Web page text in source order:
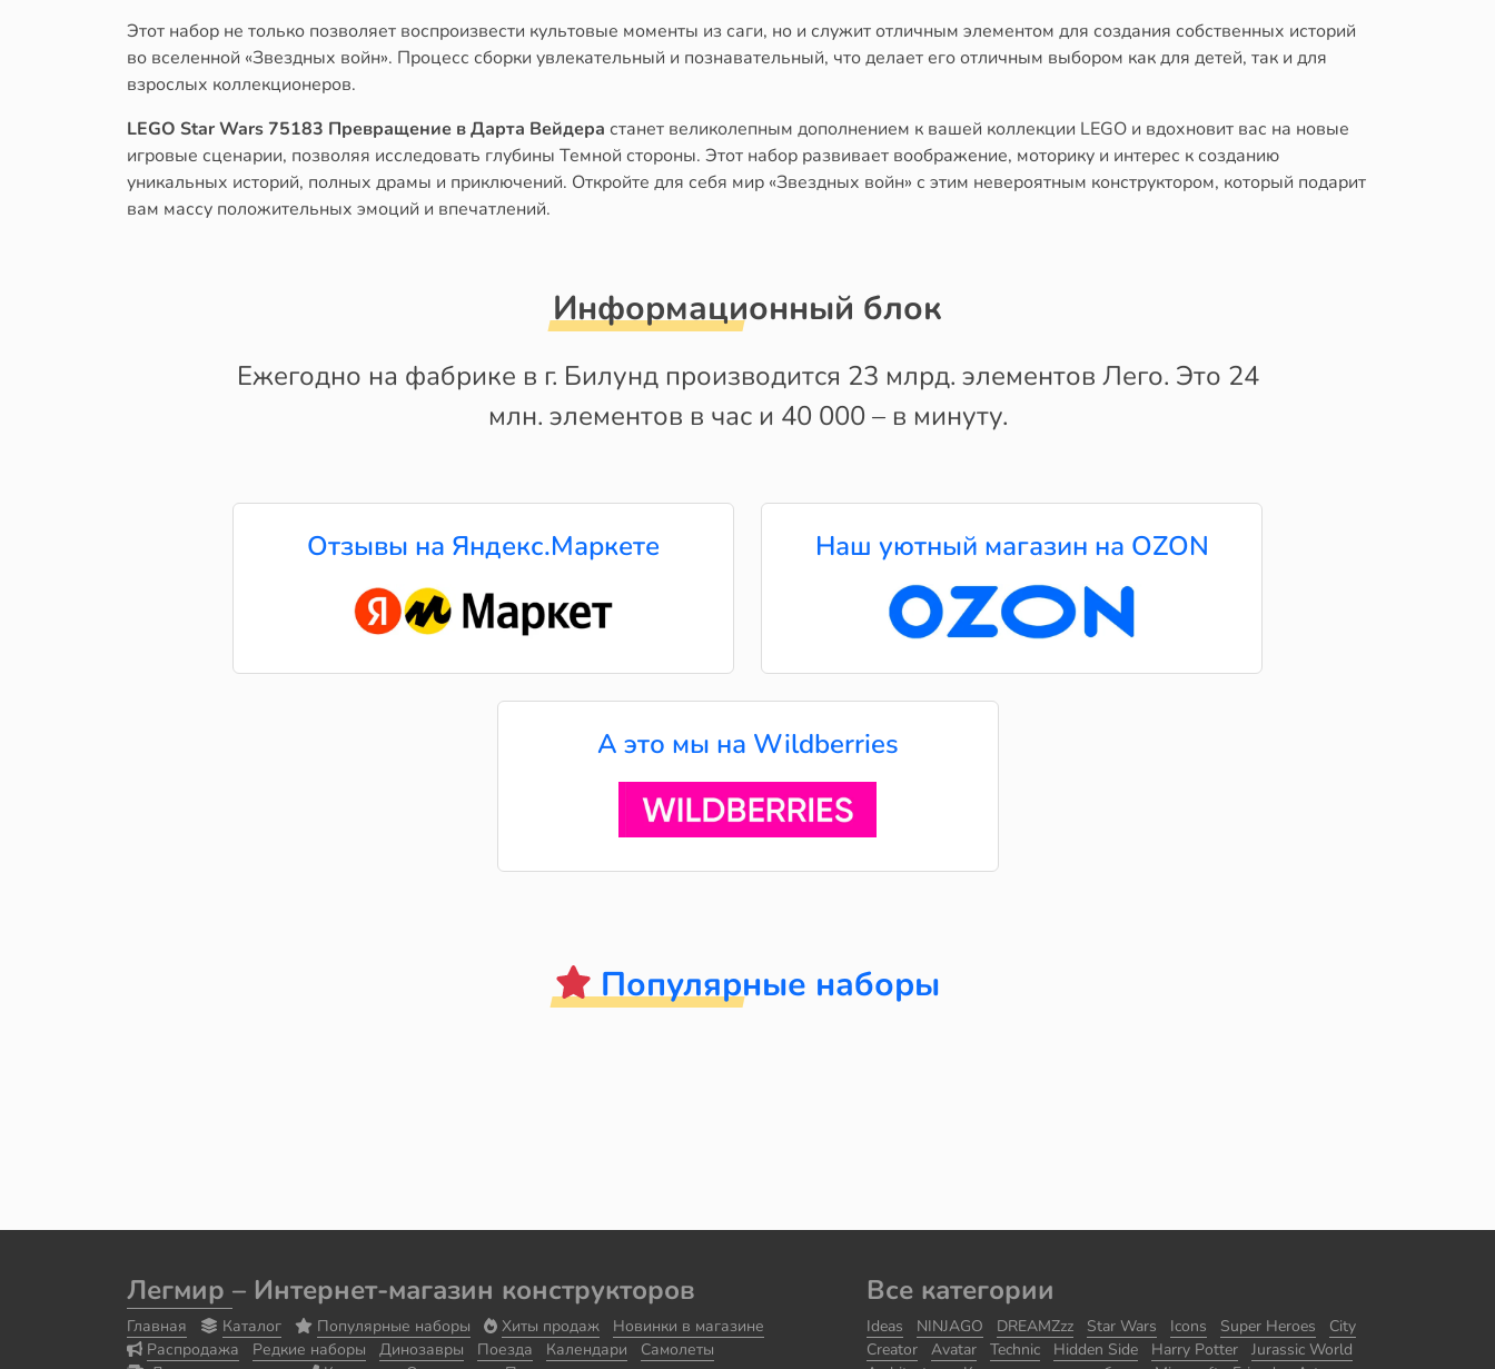
Этот набор не только позволяет воспроизвести культовые моменты из саги, но и служит отличным элементом для создания собственных историй
во вселенной «Звездных войн». Процесс сборки увлекательный и познавательный, что делает его отличным выбором как для детей, так и для
взрослых коллекционеров.
LEGO Star Wars 75183 Превращение в Дарта Вейдера станет великолепным дополнением к вашей коллекции LEGO и вдохновит вас на новые
игровые сценарии, позволяя исследовать глубины Темной стороны. Этот набор развивает воображение, моторику и интерес к созданию
уникальных историй, полных драмы и приключений. Откройте для себя мир «Звездных войн» с этим невероятным конструктором, который подарит
вам массу положительных эмоций и впечатлений.
Информационный блок
Ежегодно на фабрике в г. Билунд производится 23 млрд. элементов Лего. Это 24
млн. элементов в час и 40 000 – в минуту.
Отзывы на Яндекс.Маркете Наш уютный магазин на OZON
А это мы на Wildberries
Популярные наборы
Легмир – Интернет-магазин конструкторов
Главная Каталог Популярные наборы Хиты продаж
Новинки в магазине
Распродажа
Редкие наборы Динозавры Поезда Календари
Самолеты
Все категории
Ideas NINJAGO DREAMZzz Star Wars Icons Super Heroes
City
Creator
Avatar Technic Hidden Side Harry Potter
Jurassic World